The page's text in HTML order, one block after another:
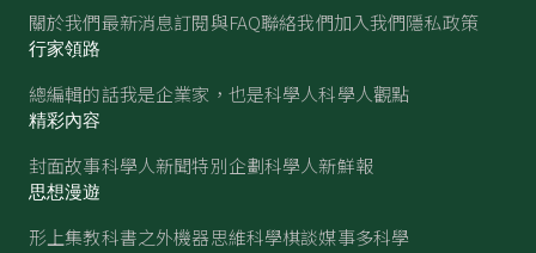
關於我們最新消息訂閱與FAQ聯絡我們加入我們隱私政策
行家領路
總編輯的話我是企業家，也是科學人科學人觀點
精彩內容
封面故事科學人新聞特別企劃科學人新鮮報
思想漫遊
形上集教科書之外機器思維科學棋談媒事多科學